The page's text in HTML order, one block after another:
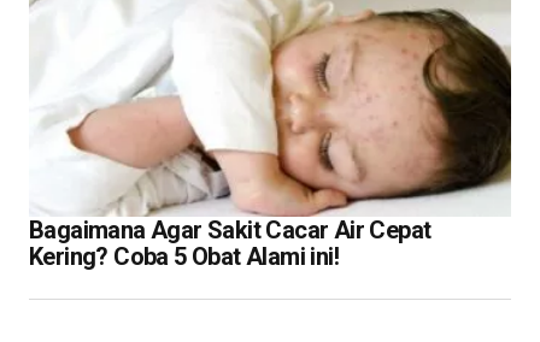
Bagaimana Agar Sakit Cacar Air Cepat
Kering? Coba 5 Obat Alami ini!